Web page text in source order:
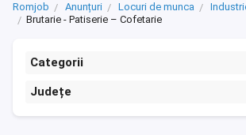
Romjob Anunțuri Locuri de munca
Brutarie - Patiserie – Cofetarie
Categorii
Județe